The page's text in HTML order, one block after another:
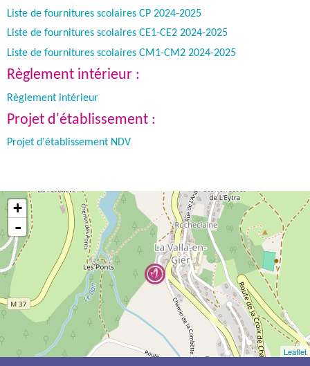
Liste de fournitures scolaires CP 2024-2025
Liste de fournitures scolaires CE1-CE2 2024-2025
Liste de fournitures scolaires CM1-CM2 2024-2025
Règlement intérieur :
Règlement intérieur
Projet d'établissement :
Projet d'établissement NDV
+
-
Leaflet